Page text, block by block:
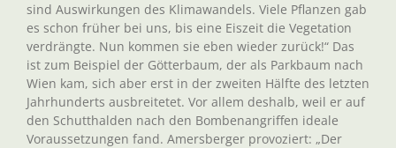
sind Auswirkungen des Klimawandels. Viele Pflanzen gab
es schon früher bei uns, bis eine Eiszeit die Vegetation
verdrängte. Nun kommen sie eben wieder zurück!“ Das
ist zum Beispiel der Götterbaum, der als Parkbaum nach
Wien kam, sich aber erst in der zweiten Hälfte des letzten
Jahrhunderts ausbreitetet. Vor allem deshalb, weil er auf
den Schutthalden nach den Bombenangriffen ideale
Voraussetzungen fand. Amersberger provoziert: „Der